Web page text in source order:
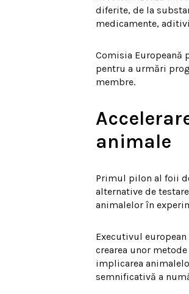
diferite, de la
medicamente,
Comisia Europeană
pentru a urmări
membre.
animale
Primul pilon al foii
alternative de
animalelor în
Executivul
crearea unor
implicarea
semnificativă a